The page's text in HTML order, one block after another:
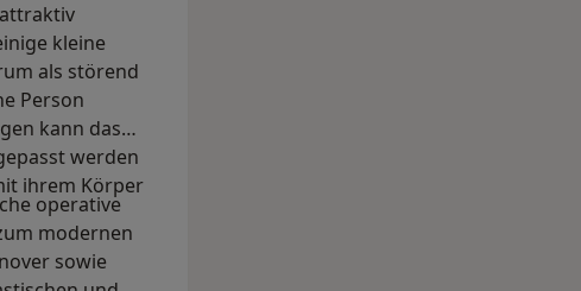
kleine
als störend
Person
kann das
werden
ihrem Körper
operative
modernen
sowie